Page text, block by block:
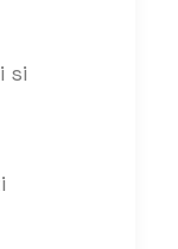
si